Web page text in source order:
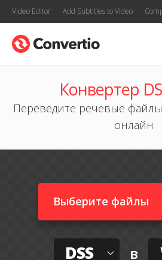
Video Editor Add Subtitles to Video
Конвертер
Переведите речевые
онлайн
Выберите файлы
DSS в